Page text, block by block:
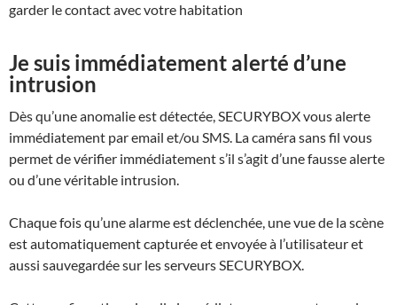
Je suis immédiatement alerté d’une
intrusion
Dès qu’une anomalie est détectée,SECURYBOXvous alerte
immédiatement par email et/ou SMS. La caméra sans fil vous
permet de vérifier immédiatement s’il s’agit d’une fausse alerte
ou d’une véritable intrusion.
Chaque fois qu’une alarme est déclenchée, une vue de la scène
est automatiquement capturée et envoyée à l’utilisateur et
aussi sauvegardée sur les serveursSECURYBOX.